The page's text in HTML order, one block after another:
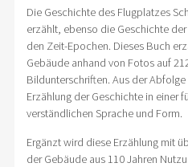
Die Geschichte des Flugplatzes
erzählt, ebenso die Geschichte
den Zeit-Epochen. Dieses Buch
Gebäude anhand von Fotos auf
Bildunterschriften. Aus der
Erzählung der Geschichte in einer
verständlichen Sprache und Form.
Ergänzt wird diese Erzählung mit
der Gebäude aus 110 Jahren